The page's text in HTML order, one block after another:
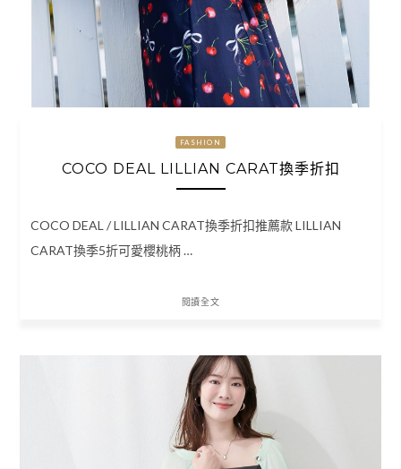
FASHION
COCO DEAL LILLIAN CARAT換季折扣
COCO DEAL / LILLIAN CARAT換季折扣推薦款 LILLIAN
CARAT換季5折可愛櫻桃柄 …
閱讀全文